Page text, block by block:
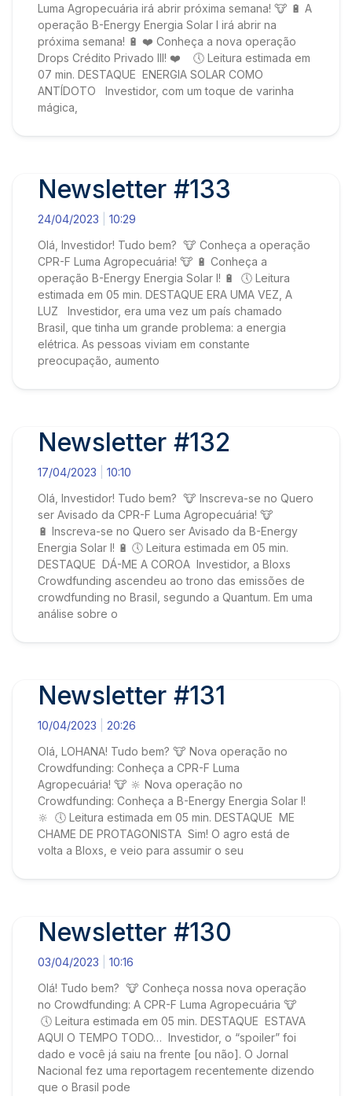
Luma Agropecuária irá abrir próxima semana! 🐮 🔋 A
operação B-Energy Energia Solar I irá abrir na
próxima semana! 🔋 ❤️ Conheça a nova operação
Drops Crédito Privado III! ❤️ 🕔 Leitura estimada em
07 min. DESTAQUE ENERGIA SOLAR COMO
ANTÍDOTO Investidor, com um toque de varinha
mágica,
Newsletter #133
24/04/2023
10:29
Olá, Investidor! Tudo bem? 🐮 Conheça a operação
CPR-F Luma Agropecuária! 🐮 🔋 Conheça a
operação B-Energy Energia Solar I! 🔋 🕔 Leitura
estimada em 05 min. DESTAQUE ERA UMA VEZ, A
LUZ Investidor, era uma vez um país chamado
Brasil, que tinha um grande problema: a energia
elétrica. As pessoas viviam em constante
preocupação, aumento
Newsletter #132
17/04/2023
10:10
Olá, Investidor! Tudo bem? 🐮 Inscreva-se no Quero
ser Avisado da CPR-F Luma Agropecuária! 🐮
🔋 Inscreva-se no Quero ser Avisado da B-Energy
Energia Solar I! 🔋 🕔 Leitura estimada em 05 min.
DESTAQUE DÁ-ME A COROA Investidor, a Bloxs
Crowdfunding ascendeu ao trono das emissões de
crowdfunding no Brasil, segundo a Quantum. Em uma
análise sobre o
Newsletter #131
10/04/2023
20:26
Olá, LOHANA! Tudo bem? 🐮 Nova operação no
Crowdfunding: Conheça a CPR-F Luma
Agropecuária! 🐮 🔆 Nova operação no
Crowdfunding: Conheça a B-Energy Energia Solar I!
🔆 🕔 Leitura estimada em 05 min. DESTAQUE ME
CHAME DE PROTAGONISTA Sim! O agro está de
volta a Bloxs, e veio para assumir o seu
Newsletter #130
03/04/2023
10:16
Olá! Tudo bem? 🐮 Conheça nossa nova operação
no Crowdfunding: A CPR-F Luma Agropecuária 🐮
🕔 Leitura estimada em 05 min. DESTAQUE ESTAVA
AQUI O TEMPO TODO… Investidor, o “spoiler” foi
dado e você já saiu na frente [ou não]. O Jornal
Nacional fez uma reportagem recentemente dizendo
que o Brasil pode